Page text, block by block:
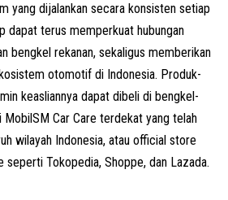
yang dijalankan secara konsisten setiap
dapat terus memperkuat hubungan
bengkel rekanan, sekaligus memberikan
otomotif di Indonesia. Produk-
keasliannya dapat dibeli di bengkel-
MobilSM Car Care terdekat yang telah
wilayah Indonesia, atau official store
seperti Tokopedia, Shoppe, dan Lazada.